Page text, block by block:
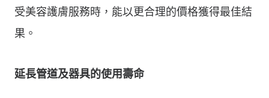
受美容護膚服務時，能以更合理的價格獲得最佳結
果。
延長管道及器具的使用壽命